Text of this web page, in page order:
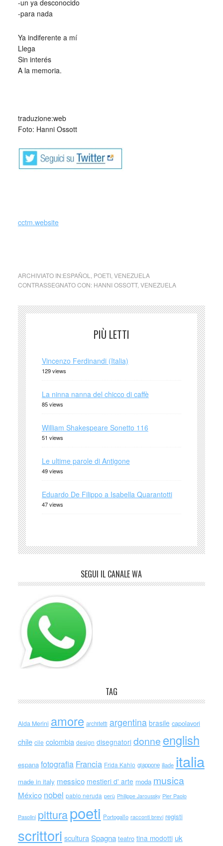
-un ya desconocido
-para nada
Ya indiferente a mí
Llega
Sin interés
A la memoria.
traduzione:web
Foto: Hanni Ossott
cctm.website
ARCHIVIATO IN:ESPAÑOL POETI, VENEZUELA
CONTRASSEGNATO CON: HANNI OSSOTT, VENEZUELA
PIÙ LETTI
Vincenzo Ferdinandi (Italia)
129 views
La ninna nanna del chicco di caffè
85 views
William Shakespeare Sonetto 116
51 views
Le ultime parole di Antigone
49 views
Eduardo De Filippo a Isabella Quarantotti
47 views
SEGUI IL CANALE WA
TAG
Alda Merini amore architetti argentina brasile capolavori
chile cile colombia design disegnatori donne english
espana fotografia Francia Frida Kahlo giappone iliade italia
made in italy messico mestieri d' arte moda musica
México nobel pablo neruda perù Philippe Jaroussky Pier Paolo
Pasolini pitturapoeti Portogallo racconti brevi registi
scrittori scultura Spagna teatro tina modotti uk